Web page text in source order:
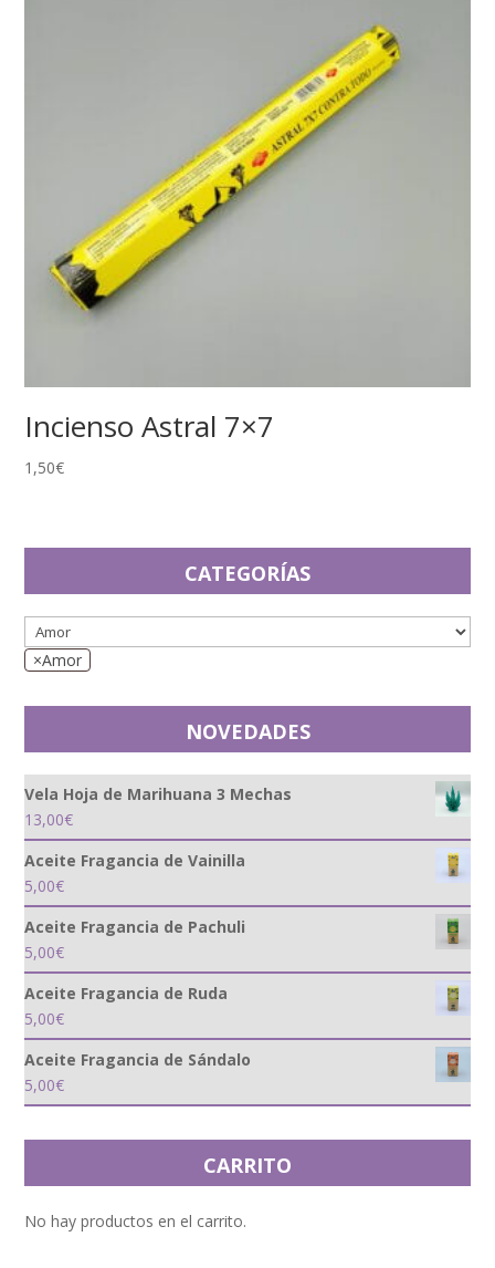
Incienso Astral 7×7
1,50€
CATEGORÍAS
×Amor
NOVEDADES
Vela Hoja de Marihuana 3 Mechas
13,00€
Aceite Fragancia de Vainilla
5,00€
Aceite Fragancia de Pachuli
5,00€
Aceite Fragancia de Ruda
5,00€
Aceite Fragancia de Sándalo
5,00€
CARRITO
No hay productos en el carrito.